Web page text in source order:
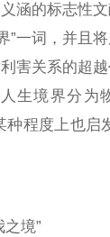
涵的标志性
”一词，并且
害关系的超
生境界分为
程度上也启
之境”